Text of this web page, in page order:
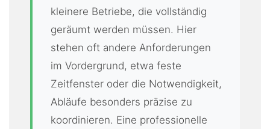
kleinere Betriebe, die vollständig
geräumt werden müssen. Hier
stehen oft andere Anforderungen
im Vordergrund, etwa feste
Zeitfenster oder die Notwendigkeit,
Abläufe besonders präzise zu
koordinieren. Eine professionelle